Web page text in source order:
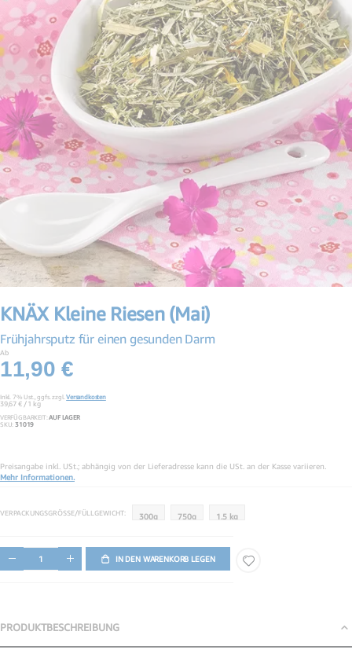
der
springen
KNÄX Kleine Riesen (Mai)
Frühjahrsputz für einen gesunden Darm
Ab
11,90 €
Inkl. 7% Ust.,ggfs. zzgl.Versandkosten
39,67 €/ 1 kg
VERFÜGBARKEIT:AUF LAGER
SKU 31019
Preisangabe inkl. USt.; abhängig von der Lieferadresse kann die USt. an der Kasse variieren.
Mehr Informationen.
VERPACKUNGSGRÖSSE/FÜLLGEWICHT 300g 750g 1.5 kg
IN DEN WARENKORB LEGEN
PRODUKTBESCHREIBUNG